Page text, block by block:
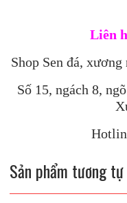
Liên
Shop Sen đá,
Số 15, ngách 8,
Sản phẩm tương tự